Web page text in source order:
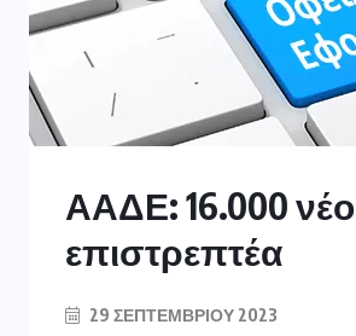
ΑΑΔΕ: 16.000
επιστρεπτέα
29 ΣΕΠΤΕΜΒΡΊΟΥ 2023